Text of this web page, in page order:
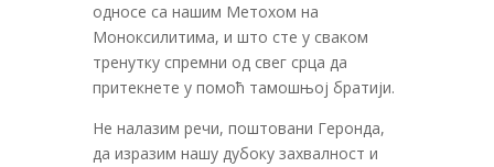
односе са нашим Метохом на
Моноксилитима, и што сте у сваком
тренутку спремни од свег срца да
притекнете у помоћ тамошњој братији.
Не налазим речи, поштовани Геронда,
да изразим нашу дубоку захвалност и